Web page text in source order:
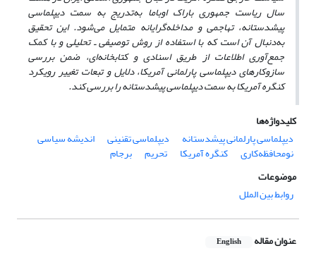
سال ریاست جمهوری باراک اوباما به‌تدریج به سمت دیپلماسی
پیشدستانه، تهاجمی و مداخله‌گرایانه متمایل می‌شود. این تحقیق
به‌دنبال آن است که با استفاده ازروش توصیفی ـ تحلیلی و با کمک
جمع‌آوری اطلاعات از طریق اسنادی و کتابخانه‌ای، ضمن بررسی
سازوکارهای دیپلماسی پارلمانی آمریکا، دلایل و تبعات تغییر رویکرد
کنگره آمریکا به سمت دیپلماسی پیشدستانه را بررسی کند.
کلیدواژه‌ها
دیپلماسی پارلمانی پیشدستانه
دیپلماسی تقنینی اندیشه سیاسی
نومحافظه‌کاری کنگره آمریکا تحریم
برجام
موضوعات
روابط بین الملل
عنوان مقاله English